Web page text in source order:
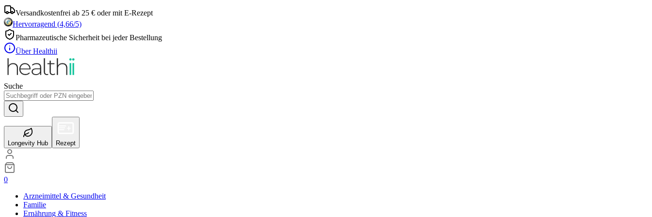
Versandkostenfrei ab 25 € oder mit E-Rezept
Hervorragend (4,66/5)
Pharmazeutische Sicherheit bei jeder Bestellung
Über Healthii
Suche
Longevity Hub Rezept
0
Arzneimittel & Gesundheit
Familie
Ernährung & Fitness